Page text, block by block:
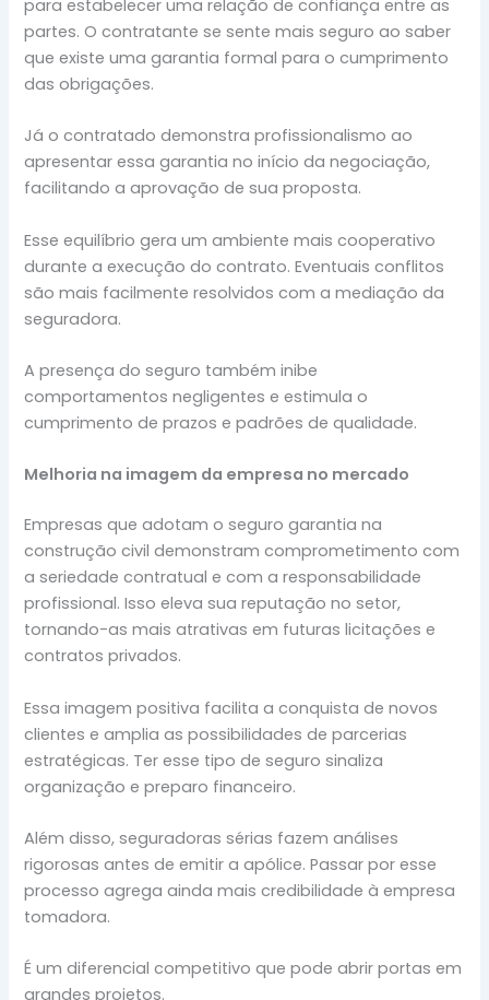
para estabelecer uma relação de confiança entre as
partes. O contratante se sente mais seguro ao saber
que existe uma garantia formal para o cumprimento
das obrigações.
Já o contratado demonstra profissionalismo ao
apresentar essa garantia no início da negociação,
facilitando a aprovação de sua proposta.
Esse equilíbrio gera um ambiente mais cooperativo
durante a execução do contrato. Eventuais conflitos
são mais facilmente resolvidos com a mediação da
seguradora.
A presença do seguro também inibe
comportamentos negligentes e estimula o
cumprimento de prazos e padrões de qualidade.
Melhoria na imagem da empresa no mercado
Empresas que adotam o seguro garantia na
construção civil demonstram comprometimento com
a seriedade contratual e com a responsabilidade
profissional. Isso eleva sua reputação no setor,
tornando-as mais atrativas em futuras licitações e
contratos privados.
Essa imagem positiva facilita a conquista de novos
clientes e amplia as possibilidades de parcerias
estratégicas. Ter esse tipo de seguro sinaliza
organização e preparo financeiro.
Além disso, seguradoras sérias fazem análises
rigorosas antes de emitir a apólice. Passar por esse
processo agrega ainda mais credibilidade à empresa
tomadora.
É um diferencial competitivo que pode abrir portas em
grandes projetos.